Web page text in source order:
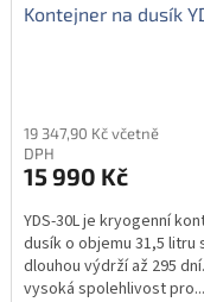
Kontejner na dusík
19 347,90 Kč včetně
DPH
15 990 Kč
YDS-30L je kryogenní
dusík o objemu 31,5 litru
dlouhou výdrží až 295
vysoká spolehlivost pro...